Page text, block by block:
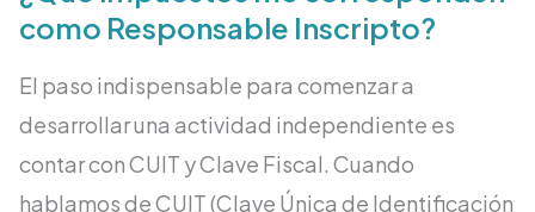
como Responsable Inscripto?
El paso indispensable para comenzar a
desarrollar una actividad independiente es
contar con CUIT y Clave Fiscal. Cuando
hablamos de CUIT (Clave Única de Identificación